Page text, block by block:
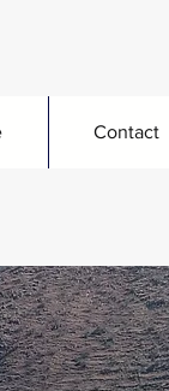
Contact